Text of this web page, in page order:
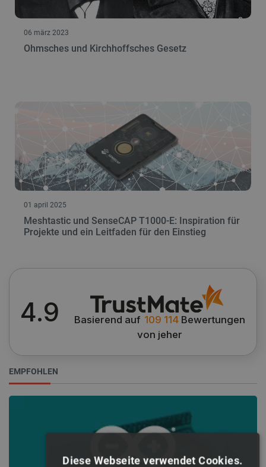
4.9 Basierend auf 109 114Bewertungen
von jeher
EMPFOHLEN
06 märz 2023
Ohmsches und Kirchhoffsches Gesetz
01 april 2025
Meshtastic und SenseCAP T1000-E: Inspiration für
Projekte und ein Leitfaden für den Einstieg
Diese Webseite verwendet Cookies.